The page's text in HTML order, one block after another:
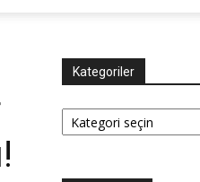
Kategoriler
Kategoriler